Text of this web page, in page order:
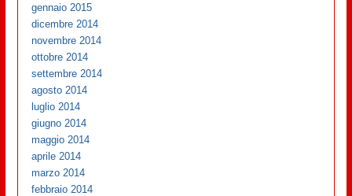
gennaio 2015
dicembre 2014
novembre 2014
ottobre 2014
settembre 2014
agosto 2014
luglio 2014
giugno 2014
maggio 2014
aprile 2014
marzo 2014
febbraio 2014